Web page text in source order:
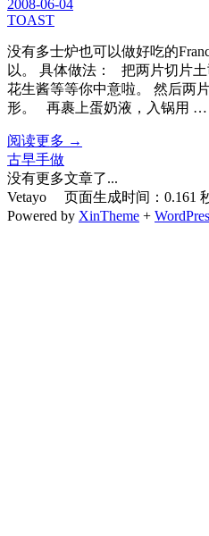
2008-06-04
TOAST
没有多士炉也可以做好吃的
以。 具体做法： 把两片切片
花生酱等等你中意啦。 然后两
形。 再裹上蛋奶液，入锅用 …
阅读更多 →
古早手做
没有更多文章了...
Vetayo 页面生成时间：0.161
Powered by XinTheme +